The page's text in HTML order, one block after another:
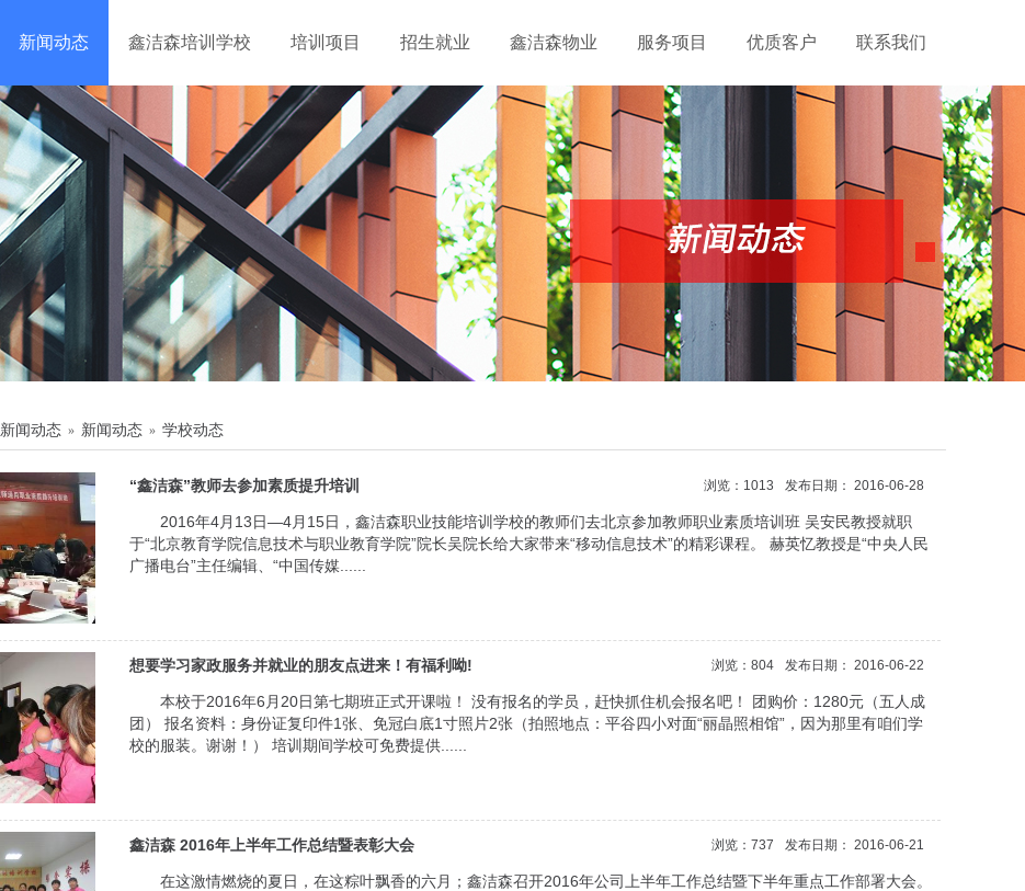
新闻动态 鑫洁森培训学校 培训项目 招生就业 鑫洁森物业 服务项目 优质客户 联系我们
新闻动态 » 新闻动态 » 学校动态
“鑫洁森”教师去参加素质提升培训 发布日期： 2016-06-28
浏览：1013
2016年4月13日—4月15日，鑫洁森职业技能培训学校的教师们去北京参加教师职业素质培训班 吴安民教授就职
于“北京教育学院信息技术与职业教育学院”院长吴院长给大家带来“移动信息技术”的精彩课程。 赫英忆教授是“中央人民
广播电台”主任编辑、“中国传媒......
想要学习家政服务并就业的朋友点进来！有福利呦! 发布日期： 2016-06-22
浏览：804
本校于2016年6月20日第七期班正式开课啦！ 没有报名的学员，赶快抓住机会报名吧！ 团购价：1280元（五人成
团） 报名资料：身份证复印件1张、免冠白底1寸照片2张（拍照地点：平谷四小对面“丽晶照相馆”，因为那里有咱们学
校的服装。谢谢！） 培训期间学校可免费提供......
鑫洁森 2016年上半年工作总结暨表彰大会 发布日期： 2016-06-21
浏览：737
在这激情燃烧的夏日，在这粽叶飘香的六月；鑫洁森召开2016年公司上半年工作总结暨下半年重点工作部署大会。